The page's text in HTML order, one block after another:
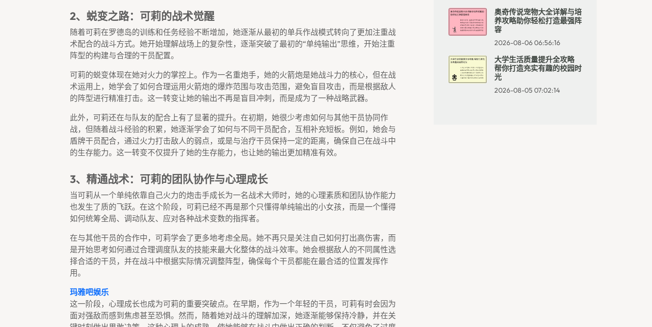
2、蜕变之路：可莉的战术觉醒
随着可莉在罗德岛的训练和任务经验不断增加，她逐渐从最初的单兵作战模式转向了更加注重战
术配合的战斗方式。她开始理解战场上的复杂性，逐渐突破了最初的“单纯输出”思维，开始注重
阵型的构建与合理的干员配置。
可莉的蜕变体现在她对火力的掌控上。作为一名重炮手，她的火箭炮是她战斗力的核心，但在战
术运用上，她学会了如何合理运用火箭炮的爆炸范围与攻击范围，避免盲目攻击，而是根据敌人
的阵型进行精准打击。这一转变让她的输出不再是盲目冲刺，而是成为了一种战略武器。
此外，可莉还在与队友的配合上有了显著的提升。在初期，她很少考虑如何与其他干员协同作
战，但随着战斗经验的积累，她逐渐学会了如何与不同干员配合，互相补充短板。例如，她会与
盾牌干员配合，通过火力打击敌人的弱点，或是与治疗干员保持一定的距离，确保自己在战斗中
的生存能力。这一转变不仅提升了她的生存能力，也让她的输出更加精准有效。
3、精通战术：可莉的团队协作与心理成长
当可莉从一个单纯依靠自己火力的炮击手成长为一名战术大师时，她的心理素质和团队协作能力
也发生了质的飞跃。在这个阶段，可莉已经不再是那个只懂得单纯输出的小女孩，而是一个懂得
如何统筹全局、调动队友、应对各种战术变数的指挥者。
在与其他干员的合作中，可莉学会了更多地考虑全局。她不再只是关注自己如何打出高伤害，而
是开始思考如何通过合理调度队友的技能来最大化整体的战斗效率。她会根据敌人的不同属性选
择合适的干员，并在战斗中根据实际情况调整阵型，确保每个干员都能在最合适的位置发挥作
用。
玛雅吧娱乐
这一阶段，心理成长也成为可莉的重要突破点。在早期，作为一个年轻的干员，可莉有时会因为
面对强敌而感到焦虑甚至恐惧。然而，随着她对战斗的理解加深，她逐渐能够保持冷静，并在关
奥奇传说宠物大全详解与培
养攻略助你轻松打造最强阵
容
2026-08-06 06:56:16
大学生活质量提升全攻略
帮你打造充实有趣的校园时
光
2026-08-05 07:02:14